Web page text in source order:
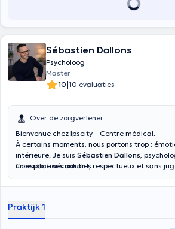
Sébastien Dallons
Psycholoog
Master
10|10 evaluaties
Over de zorgverlener
Bienvenue chez Ipseity – Centre médical.
À certains moments, nous portons trop :
intérieure. Je suis Sébastien Dallons,
un espace sécurisant, respectueux et sans
prendre soin de soi.
Consultations adultes.
Praktijk 1